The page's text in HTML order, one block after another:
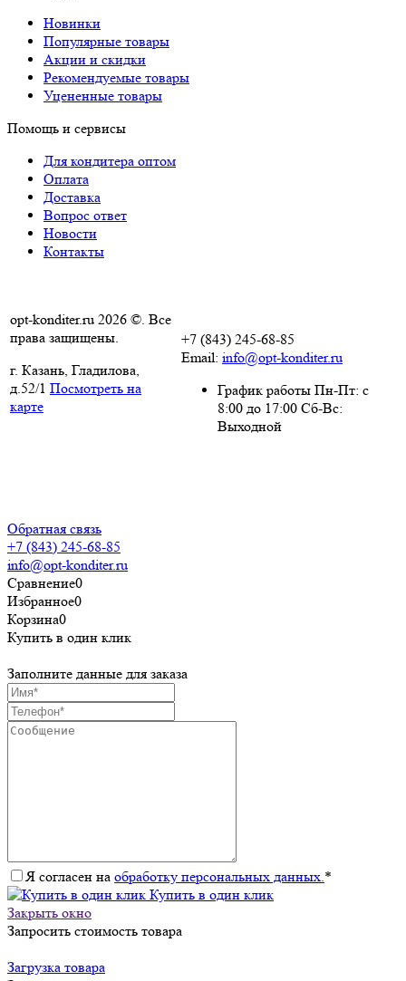
Новинки
Популярные товары
Акции и скидки
Рекомендуемые товары
Уцененные товары
Помощь и сервисы
Для кондитера оптом
Оплата
Доставка
Вопрос ответ
Новости
Контакты
opt-konditer.ru 2026 ©. Все
права защищены.
г. Казань, Гладилова,
д.52/1 Посмотреть на
карте
+7 (843) 245-68-85
Email: info@opt-konditer.ru
График работы Пн-Пт: с
8:00 до 17:00 Сб-Вс:
Выходной
Обратная связь
+7 (843) 245-68-85
info@opt-konditer.ru
Сравнение0
Избранное0
Корзина0
Купить в один клик
Заполните данные для заказа
Я согласен на обработку персональных данных.*
Купить в один клик
Закрыть окно
Запросить стоимость товара
Загрузка товара